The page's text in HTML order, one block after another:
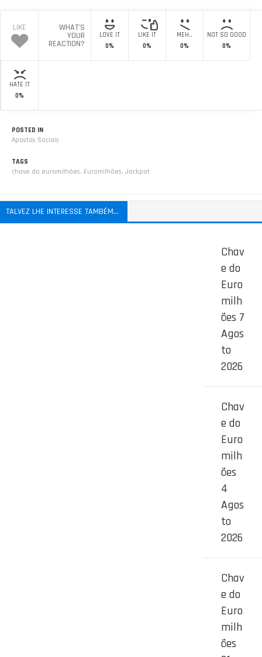
LIKE WHAT'S
YOUR
REACTION?
LOVE IT
0%
LIKE IT
0%
MEH..
0%
NOT SO GOOD
0%
HATE IT
0%
POSTED IN
Apostas Sociais
TAGS
chave do euromilhões, Euromilhões, Jackpot
TALVEZ LHE INTERESSE TAMBÉM...
Chav
e do
Euro
milh
ões 7
Agos
to
2026
Chav
e do
Euro
milh
ões
4
Agos
to
2026
Chav
e do
Euro
milh
ões